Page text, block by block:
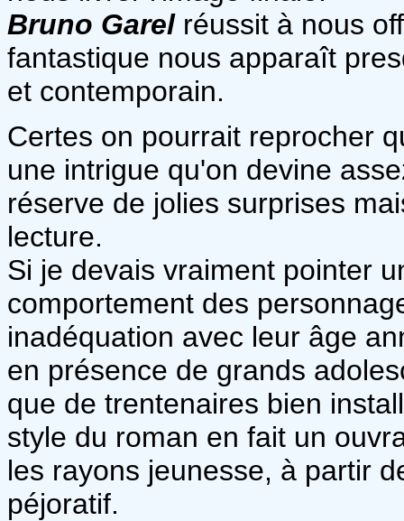
Bruno Garelréussit à nous
fantastique nous apparaît
et contemporain.
Certes on pourrait reprocher
une intrigue qu'on devine
réserve de jolies surprises
lecture.
Si je devais vraiment pointer
comportement des
inadéquation avec leur âge
en présence de grands
que de trentenaires bien
style du roman en fait un
les rayons jeunesse, à partir
péjoratif.